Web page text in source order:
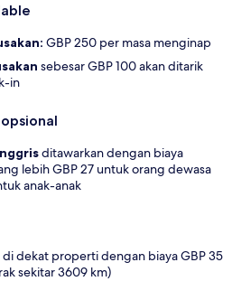
GBP 250 per masa menginap
sebesar GBP 100 akan ditarik
in
ditawarkan dengan biaya
lebih GBP 27 untuk orang dewasa
anak-anak
di dekat properti dengan biaya GBP 35
sekitar 3609 km)